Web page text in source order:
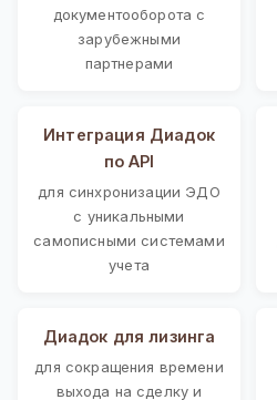
документооборота с
зарубежными
партнерами
Интеграция Диадок
по API
для синхронизации ЭДО
с уникальными
самописными системами
учета
Диадок для лизинга
для сокращения времени
выхода на сделку и